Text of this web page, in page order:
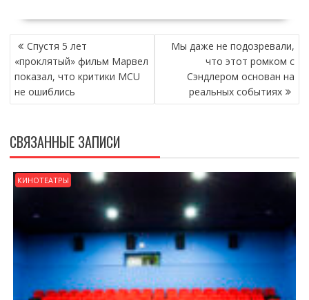
НАВИГАЦИЯ
ПО
ЗАПИСЯМ
Спустя 5 лет
«проклятый» фильм Марвел
показал, что критики MCU
не ошиблись
Мы даже не подозревали,
что этот ромком с
Сэндлером основан на
реальных событиях
СВЯЗАННЫЕ ЗАПИСИ
КИНОТЕАТРЫ